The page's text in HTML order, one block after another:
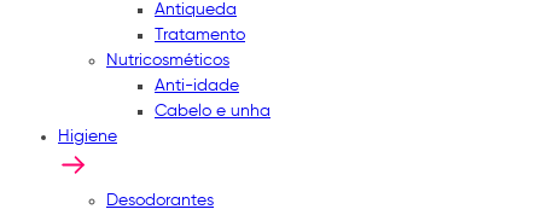
Antiqueda
Tratamento
Nutricosméticos
Anti-idade
Cabelo e unha
Higiene
Desodorantes